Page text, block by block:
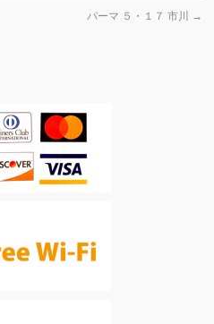
パーマ ５・１７ 市川 →